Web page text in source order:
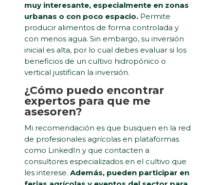
muy interesante, especialmente en zonas
urbanas o con poco espacio. Permite
producir alimentos de forma controlada y
con menos agua. Sin embargo, su inversión
inicial es alta, por lo cual debes evaluar si los
beneficios de un cultivo hidropónico o
vertical justifican la inversión.
¿Cómo puedo encontrar
expertos para que me
asesoren?
Mi recomendación es que busquen en la red
de profesionales agrícolas en plataformas
como LinkedIn y que contacten a
consultores especializados en el cultivo que
les interese. Además, pueden participar en